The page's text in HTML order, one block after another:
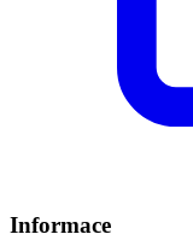
Informace